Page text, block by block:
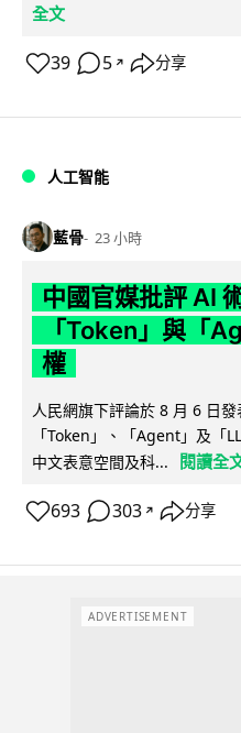
全文
39 5 ↗ 分享
人工智能
藍骨 23 小時
中國官媒批評 AI
「Token」與「
權
人民網旗下評論於 8 月 6 日
「Token」、「Agent」及「
中文表意空間及科...
閱讀全
693 303 ↗ 分享
ADVERTISEMENT